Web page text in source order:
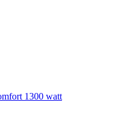
1300 watt